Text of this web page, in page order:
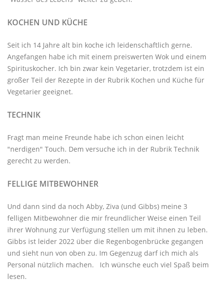
KOCHEN UND KÜCHE
Seit ich 14 Jahre alt bin koche ich leidenschaftlich gerne.
Angefangen habe ich mit einem preiswerten Wok und einem
Spirituskocher. Ich bin zwar kein Vegetarier, trotzdem ist ein
großer Teil der Rezepte in der Rubrik Kochen und Küche für
Vegetarier geeignet.
TECHNIK
Fragt man meine Freunde habe ich schon einen leicht
"nerdigen" Touch. Dem versuche ich in der Rubrik Technik
gerecht zu werden.
FELLIGE MITBEWOHNER
Und dann sind da noch Abby, Ziva (und Gibbs) meine 3
felligen Mitbewohner die mir freundlicher Weise einen Teil
ihrer Wohnung zur Verfügung stellen um mit ihnen zu leben.
Gibbs ist leider 2022 über die Regenbogenbrücke gegangen
und sieht nun von oben zu. Im Gegenzug darf ich mich als
Personal nützlich machen. Ich wünsche euch viel Spaß beim
lesen.